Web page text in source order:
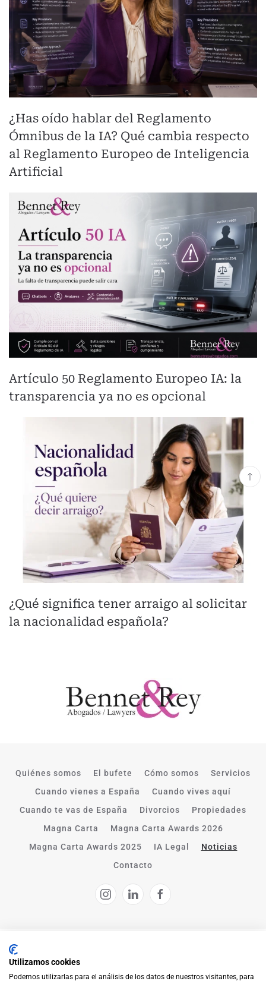
¿Has oído hablar del Reglamento
Ómnibus de la IA? Qué cambia respecto
al Reglamento Europeo de Inteligencia
Artificial
Artículo 50 Reglamento Europeo IA: la
transparencia ya no es opcional
¿Qué significa tener arraigo al solicitar
la nacionalidad española?
Quiénes somos El bufete Cómo somos
Servicios
Cuando vienes a España
Cuando vives aquí
Cuando te vas de España
Divorcios
Propiedades
Magna Carta
Magna Carta Awards 2026
Magna Carta Awards 2025
IA Legal
Noticias
Contacto
Aviso legal|Política de privacidad y cookies
Protección de Datos
Utilizamos cookies
Podemos utilizarlas para el análisis de los datos de nuestros visitantes, para